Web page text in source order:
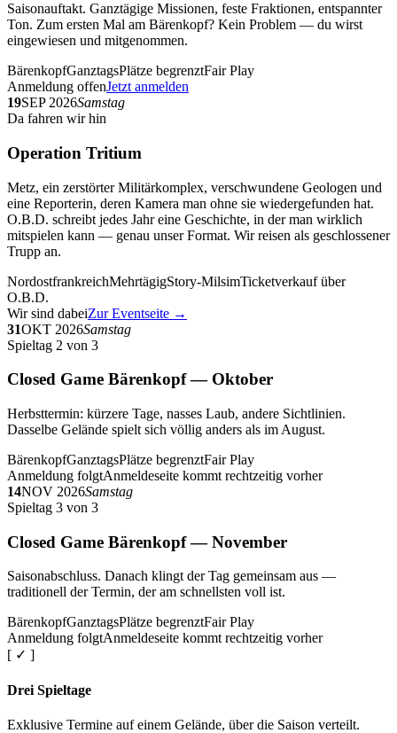
Saisonauftakt. Ganztägige Missionen, feste Fraktionen, entspannter
Ton. Zum ersten Mal am Bärenkopf? Kein Problem — du wirst
eingewiesen und mitgenommen.
BärenkopfGanztagsPlätze begrenztFair Play
Anmeldung offenJetzt anmelden
19SEP 2026Samstag
Da fahren wir hin
Operation Tritium
Metz, ein zerstörter Militärkomplex, verschwundene Geologen und
eine Reporterin, deren Kamera man ohne sie wiedergefunden hat.
O.B.D. schreibt jedes Jahr eine Geschichte, in der man wirklich
mitspielen kann — genau unser Format. Wir reisen als geschlossener
Trupp an.
NordostfrankreichMehrtägigStory-MilsimTicketverkauf über
O.B.D.
Wir sind dabeiZur Eventseite →
31OKT 2026Samstag
Spieltag 2 von 3
Closed Game Bärenkopf — Oktober
Herbsttermin: kürzere Tage, nasses Laub, andere Sichtlinien.
Dasselbe Gelände spielt sich völlig anders als im August.
BärenkopfGanztagsPlätze begrenztFair Play
Anmeldung folgtAnmeldeseite kommt rechtzeitig vorher
14NOV 2026Samstag
Spieltag 3 von 3
Closed Game Bärenkopf — November
Saisonabschluss. Danach klingt der Tag gemeinsam aus —
traditionell der Termin, der am schnellsten voll ist.
BärenkopfGanztagsPlätze begrenztFair Play
Anmeldung folgtAnmeldeseite kommt rechtzeitig vorher
[ ✓ ]
Drei Spieltage
Exklusive Termine auf einem Gelände, über die Saison verteilt.